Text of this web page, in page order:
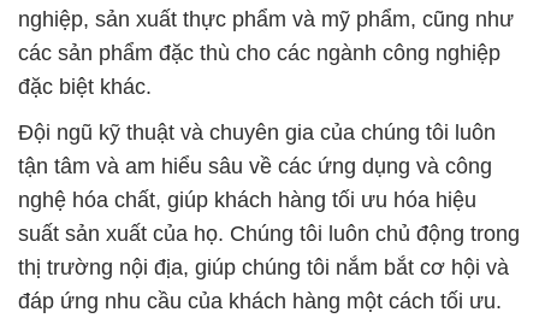
nghiệp, sản xuất thực phẩm và mỹ phẩm, cũng như
các sản phẩm đặc thù cho các ngành công nghiệp
đặc biệt khác.
Đội ngũ kỹ thuật và chuyên gia của chúng tôi luôn
tận tâm và am hiểu sâu về các ứng dụng và công
nghệ hóa chất, giúp khách hàng tối ưu hóa hiệu
suất sản xuất của họ. Chúng tôi luôn chủ động trong
thị trường nội địa, giúp chúng tôi nắm bắt cơ hội và
đáp ứng nhu cầu của khách hàng một cách tối ưu.